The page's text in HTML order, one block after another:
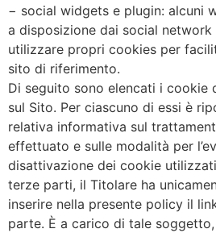
− social widgets e plugin: alcuni
a disposizione dai social network
utilizzare propri cookies per
sito di riferimento.
Di seguito sono elencati i cookie
sul Sito. Per ciascuno di essi è
relativa informativa sul
effettuato e sulle modalità per
disattivazione dei cookie
terze parti, il Titolare ha
inserire nella presente policy il
parte. È a carico di tale soggetto,